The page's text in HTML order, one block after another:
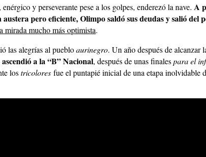
y perseverante pese a los golpes, enderezó la nave. A
pero eficiente, Olimpo saldó sus deudas y salió del
mirada mucho más optimista.
las alegrías al puebloaurinegro. Un año después de alcanzar
a la “B” Nacional, después de unas finalespara el
lostricolores fue el puntapié inicial de una etapa inolvidable